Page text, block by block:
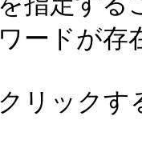
ードが
リック